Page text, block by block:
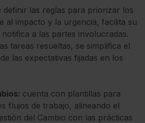
definir las reglas para priorizar los
al impacto y la urgencia, facilita su
a las partes involucradas.
tareas resueltas, se simplifica el
las expectativas fijadas en los
cuenta con plantillas para
flujos de trabajo, alineando el
del Cambio con las prácticas